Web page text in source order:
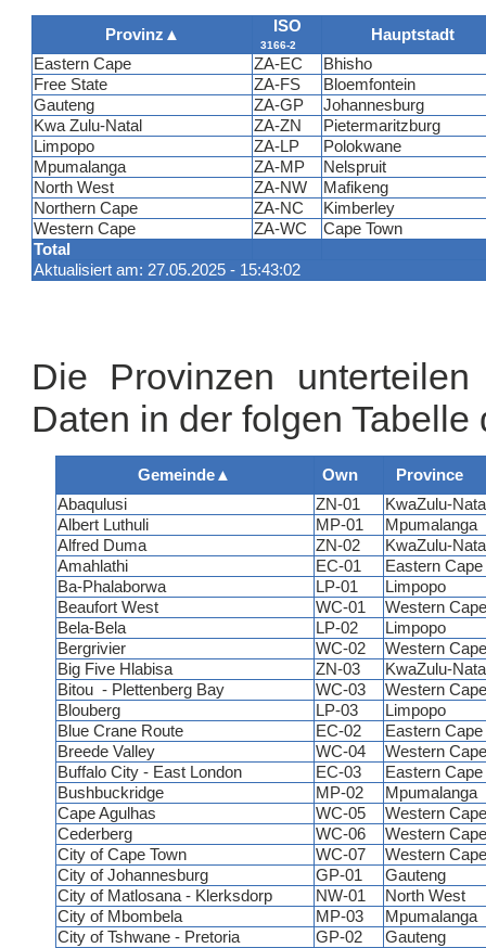
Provinz ▲ ISO
3166-2
Hauptstadt
Total
Aktualisiert am: 27.05.2025 - 15:43:02
Eastern Cape ZA-EC
Bhisho
Free State
ZA-FS
Bloemfontein
Gauteng
ZA-GP
Johannesburg
Kwa Zulu-Natal
ZA-ZN
Pietermaritzburg
Limpopo
ZA-LP
Polokwane
Mpumalanga
ZA-MP
Nelspruit
North West
ZA-NW
Mafikeng
Northern Cape
ZA-NC
Kimberley
Western Cape
ZA-WC Cape Town
Die Provinzen
Daten in der folgen Tabelle
Gemeinde▲ Own
Province
Abaqulusi
ZN-01
KwaZulu-
Albert Luthuli
MP-01
Mpumalanga
Alfred Duma
ZN-02
KwaZulu-
Amahlathi
EC-01
Eastern Cape
Ba-Phalaborwa
LP-01
Limpopo
Beaufort West
WC-01
Western
Bela-Bela
LP-02
Limpopo
Bergrivier
WC-02
Western
Big Five Hlabisa
ZN-03
KwaZulu-
Bitou - Plettenberg Bay
WC-03
Western
Blouberg
LP-03
Limpopo
Blue Crane Route
EC-02
Eastern Cape
Breede Valley
WC-04
Western
Buffalo City - East London
EC-03
Eastern Cape
Bushbuckridge
MP-02
Mpumalanga
Cape Agulhas
WC-05
Western
Cederberg
WC-06
Western
City of Cape Town
WC-07
Western
City of Johannesburg
GP-01
Gauteng
City of Matlosana - Klerksdorp
NW-01
North West
City of Mbombela
MP-03
Mpumalanga
City of Tshwane - Pretoria
GP-02
Gauteng